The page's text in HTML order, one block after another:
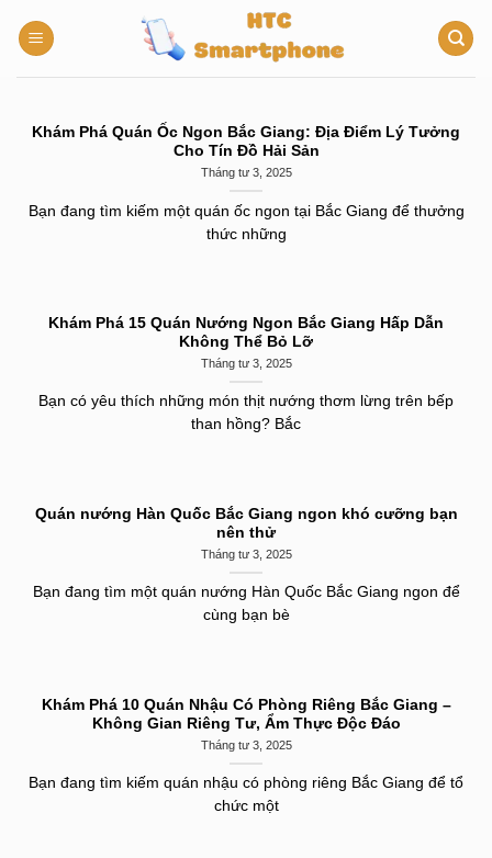
đến
Khám Phá Quán Ốc Ngon Bắc Giang: Địa Điểm Lý Tưởng
Cho Tín Đồ Hải Sản
Tháng tư 3, 2025
Bạn đang tìm kiếm một quán ốc ngon tại Bắc Giang để thưởng
thức những
Khám Phá 15 Quán Nướng Ngon Bắc Giang Hấp Dẫn
Không Thể Bỏ Lỡ
Tháng tư 3, 2025
Bạn có yêu thích những món thịt nướng thơm lừng trên bếp
than hồng? Bắc
Quán nướng Hàn Quốc Bắc Giang ngon khó cưỡng bạn
nên thử
Tháng tư 3, 2025
Bạn đang tìm một quán nướng Hàn Quốc Bắc Giang ngon để
cùng bạn bè
Khám Phá 10 Quán Nhậu Có Phòng Riêng Bắc Giang –
Không Gian Riêng Tư, Ẩm Thực Độc Đáo
Tháng tư 3, 2025
Bạn đang tìm kiếm quán nhậu có phòng riêng Bắc Giang để tổ
chức một